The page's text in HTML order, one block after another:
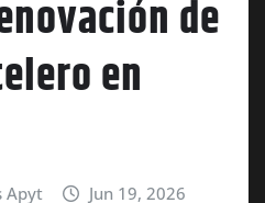
de
en
Apyt
Jun 19, 2026